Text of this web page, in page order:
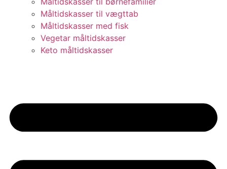
Måltidskasser til vægttab
Måltidskasser med fisk
Vegetar måltidskasser
Keto måltidskasser